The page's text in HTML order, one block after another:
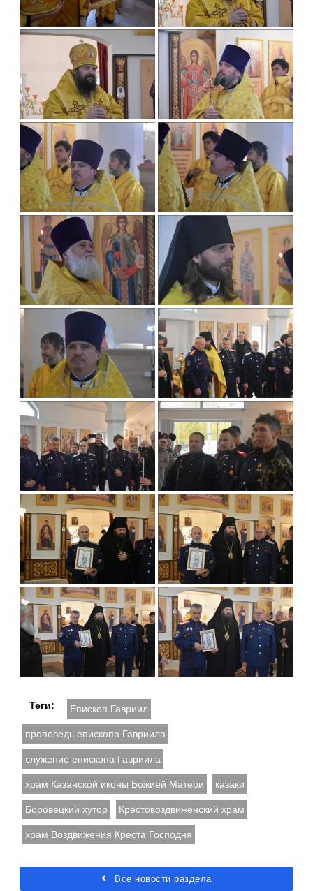
Теги: Епископ Гавриил
проповедь епископа Гавриила
служение епископа Гавриила
храм Казанской иконы Божией Матери казаки
Боровецкий хутор Крестовоздвиженский храм
храм Воздвижения Креста Господня
Все новости раздела